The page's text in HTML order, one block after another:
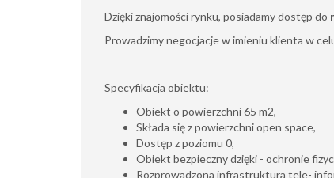
Dzięki znajomości rynku, posiadamy dostęp do
Prowadzimy negocjacje w imieniu klienta w
Specyfikacja obiektu:
Obiekt o powierzchni 65 m2,
Składa się z powierzchni open space,
Dostęp z poziomu 0,
Obiekt bezpieczny dzięki - ochronie
Rozprowadzona infrastruktura tele-